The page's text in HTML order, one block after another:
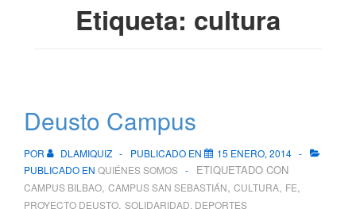
Etiqueta: cultura
Deusto Campus
POR DLAMIQUIZ PUBLICADO EN
15 ENERO, 2014
PUBLICADO EN QUIÉNES SOMOS ETIQUETADO CON
CAMPUS BILBAO, CAMPUS SAN SEBASTIÁN, CULTURA, FE,
PROYECTO DEUSTO, SOLIDARIDAD. DEPORTES